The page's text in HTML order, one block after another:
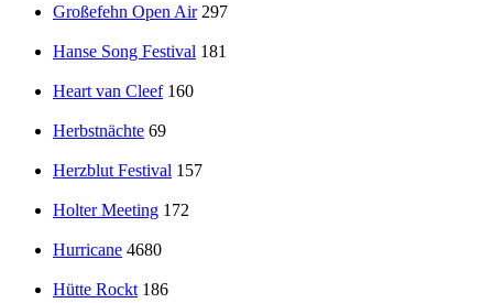
Großefehn Open Air 297
Hanse Song Festival 181
Heart van Cleef 160
Herbstnächte 69
Herzblut Festival 157
Holter Meeting 172
Hurricane 4680
Hütte Rockt 186